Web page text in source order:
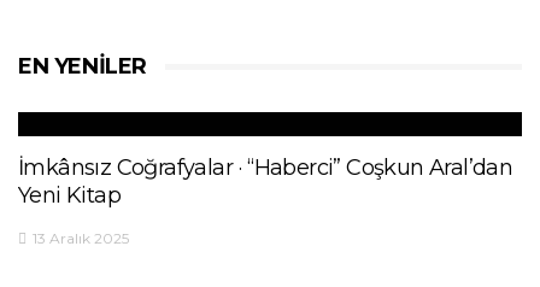
EN YENILER
İmkânsız Coğrafyalar · “Haberci” Coşkun Aral’dan
Yeni Kitap
13 Aralık 2025